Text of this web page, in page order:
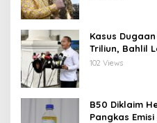
Kasus
Triliun, Bahlil
Data
102 Views
B50 Diklaim
Pangkas Emisi